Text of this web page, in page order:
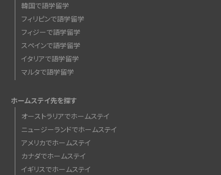
韓国で語学留学
フィリピンで語学留学
フィジーで語学留学
スペインで語学留学
イタリアで語学留学
マルタで語学留学
ホームステイ先を探す
オーストラリアでホームステイ
ニュージーランドでホームステイ
アメリカでホームステイ
カナダでホームステイ
イギリスでホームステイ